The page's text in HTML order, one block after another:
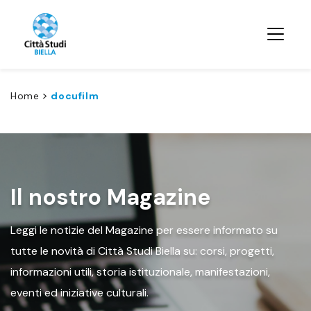
Home > docufilm
Il nostro Magazine
Leggi le notizie del Magazine per essere informato su
tutte le novità di Città Studi Biella su: corsi, progetti,
informazioni utili, storia istituzionale, manifestazioni,
eventi ed iniziative culturali.